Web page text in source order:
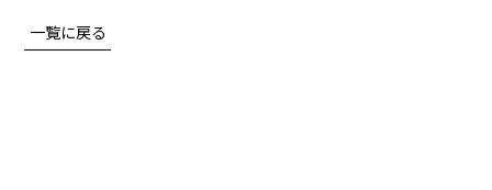
一覧に戻る